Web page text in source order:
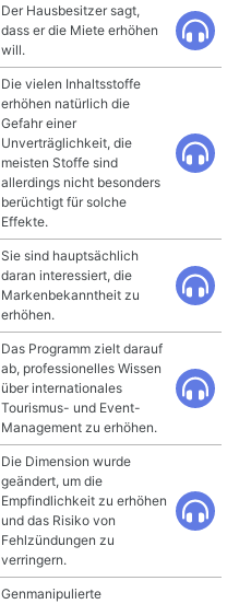
Der Hausbesitzer sagt,
dass er die Miete erhöhen
will.
Die vielen Inhaltsstoffe
erhöhen natürlich die
Gefahr einer
Unverträglichkeit, die
meisten Stoffe sind
allerdings nicht besonders
berüchtigt für solche
Effekte.
Sie sind hauptsächlich
daran interessiert, die
Markenbekanntheit zu
erhöhen.
Das Programm zielt darauf
ab, professionelles Wissen
über internationales
Tourismus- und Event-
Management zu erhöhen.
Die Dimension wurde
geändert, um die
Empfindlichkeit zu erhöhen
und das Risiko von
Fehlzündungen zu
verringern.
Genmanipulierte